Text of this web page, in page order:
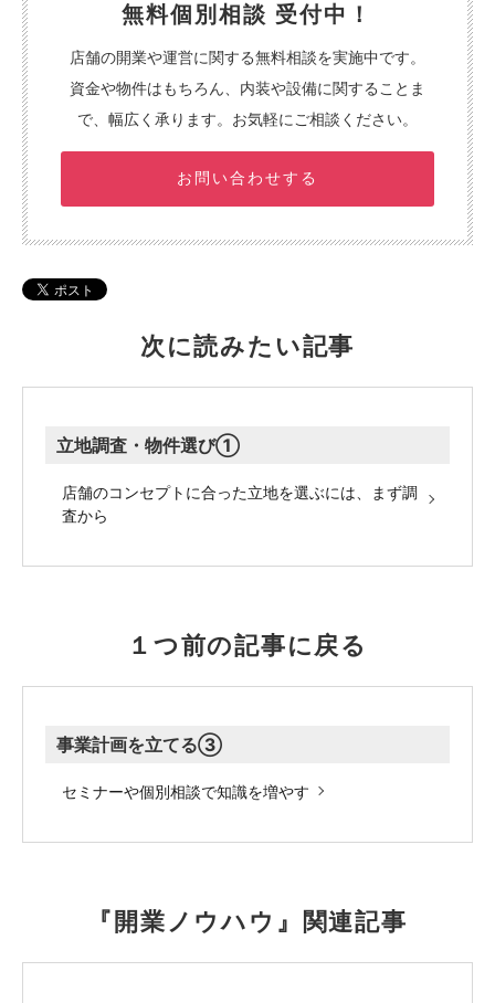
無料個別相談 受付中！
店舗の開業や運営に関する無料相談を実施中です。
資金や物件はもちろん、内装や設備に関することま
で、幅広く承ります。お気軽にご相談ください。
お問い合わせする
次に読みたい記事
立地調査・物件選び①
店舗のコンセプトに合った立地を選ぶには、まず調
査から
１つ前の記事に戻る
事業計画を立てる③
セミナーや個別相談で知識を増やす
『開業ノウハウ』関連記事